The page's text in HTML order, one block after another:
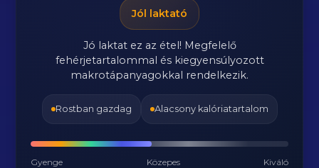
Jól laktató
Jó laktat ez az étel! Megfelelő
fehérjetartalommal és kiegyensúlyozott
makrotápanyagokkal rendelkezik.
Rostban gazdag Alacsony kalóriatartalom
Gyenge Közepes Kiváló